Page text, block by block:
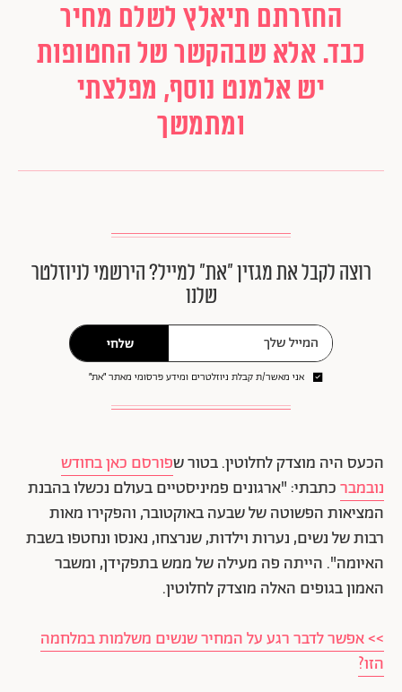
החזרתם תיאלץ לשלם מחיר
כבד. אלא שבהקשר של החטופות
יש אלמנט נוסף, מפלצתי
ומתמשך
רוצה לקבל את מגזין ״את״ למייל? הירשמי לניוזלטר
שלנו
שלחי
אני מאשר/ת קבלת ניוזלטרים ומידע פרסומי מאתר ״את״
הכעס היה מוצדק לחלוטין. בטור שפורסם כאן בחודש
נובמברכתבתי: "ארגונים פמיניסטיים בעולם נכשלו בהבנת
המציאות הפשוטה של שבעה באוקטובר, והפקירו מאות
רבות של נשים, נערות וילדות, שנרצחו, נאנסו ונחטפו בשבת
האיומה". הייתה פה מעילה של ממש בתפקידן, ומשבר
האמון בגופים האלה מוצדק לחלוטין.
>> אפשר לדבר רגע על המחיר שנשים משלמות במלחמה
הזו?